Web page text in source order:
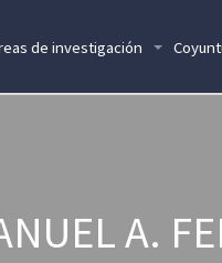
de investigación
A.